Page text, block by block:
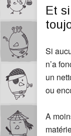
Et
Si
n’a
un
ou
A